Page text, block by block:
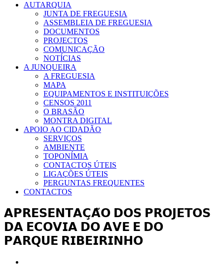
AUTARQUIA
JUNTA DE FREGUESIA
ASSEMBLEIA DE FREGUESIA
DOCUMENTOS
PROJECTOS
COMUNICAÇÃO
NOTÍCIAS
A JUNQUEIRA
A FREGUESIA
MAPA
EQUIPAMENTOS E INSTITUIÇÕES
CENSOS 2011
O BRASÃO
MONTRA DIGITAL
APOIO AO CIDADÃO
SERVIÇOS
AMBIENTE
TOPONÍMIA
CONTACTOS ÚTEIS
LIGAÇÕES ÚTEIS
PERGUNTAS FREQUENTES
CONTACTOS
𝗔𝗣𝗥𝗘𝗦𝗘𝗡𝗧𝗔𝗖̧𝗔̃𝗢 𝗗𝗢𝗦 𝗣𝗥𝗢𝗝𝗘𝗧𝗢𝗦
𝗗𝗔 𝗘𝗖𝗢𝗩𝗜𝗔 𝗗𝗢 𝗔𝗩𝗘 𝗘 𝗗𝗢
𝗣𝗔𝗥𝗤𝗨𝗘 𝗥𝗜𝗕𝗘𝗜𝗥𝗜𝗡𝗛𝗢